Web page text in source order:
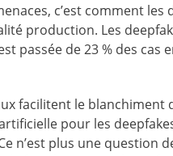
c’est comment les
production. Les
passée de 23 % des cas
facilitent le blanchiment
pour les
n’est plus une question